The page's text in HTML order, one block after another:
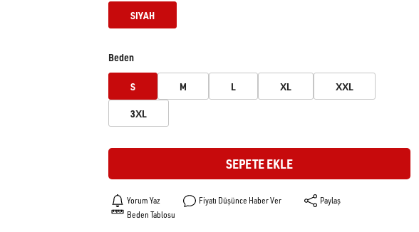
SIYAH
Beden
S M L XL XXL
3XL
SEPETE EKLE
Yorum Yaz Fiyatı Düşünce Haber Ver
Paylaş
Beden Tablosu